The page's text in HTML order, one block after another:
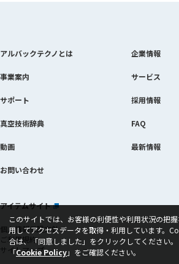
このサイトでは、お客様の利便性や利用状況の把
用してアクセスデータを取得・利用しています。
合は、「同意しました」をクリックしてください
「Cookie Policy当該ページを別ウィンドウで開き
」をご確認ください。
アルバックテクノとは 企業情報
事業案内 サービス
サポート 採用情報
真空技術辞典 FAQ
動画 最新情報
お問い合わせ
アイテムサイト当該ページを別ウィンドウで開きます
個人情報保護方針
ご利用規約
サイトマップ